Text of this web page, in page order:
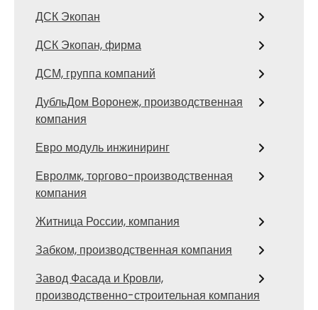
ДСК Экопан
ДСК Экопан, фирма
ДСМ, группа компаний
ДубльДом Воронеж, производственная
компания
Евро модуль инжиниринг
Евролмк, торгово-производственная
компания
Житница России, компания
Забком, производственная компания
Завод Фасада и Кровли,
производственно-строительная компания